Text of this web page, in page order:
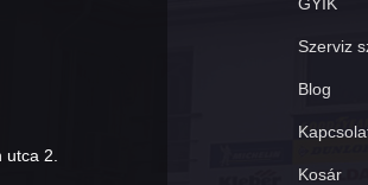
utca 2.
GYIK
Szerviz
Blog
Kosár